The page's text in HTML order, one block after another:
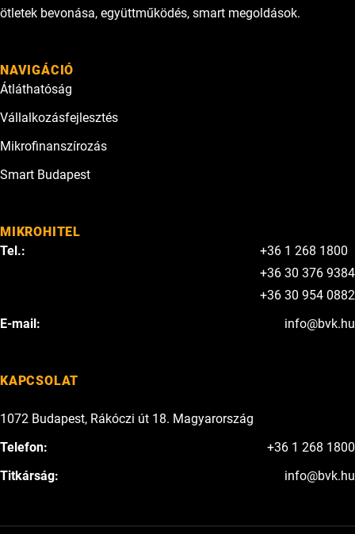
ötletek bevonása, együttműködés, smart megoldások.
NAVIGÁCIÓ
Átláthatóság
Vállalkozásfejlesztés
Mikrofinanszírozás
Smart Budapest
MIKROHITEL
Tel.:
+36 1 268 1800
+36 30 376 9384
+36 30 954 0882
E-mail:
info@bvk.hu
KAPCSOLAT
1072 Budapest, Rákóczi út 18. Magyarország
Telefon:
+36 1 268 1800
Titkárság:
info@bvk.hu